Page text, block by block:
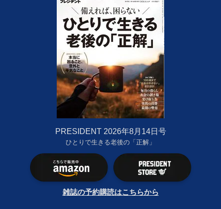
PRESIDENT 2026年8月14日号
ひとりで生きる老後の「正解」
雑誌の予約購読はこちらから